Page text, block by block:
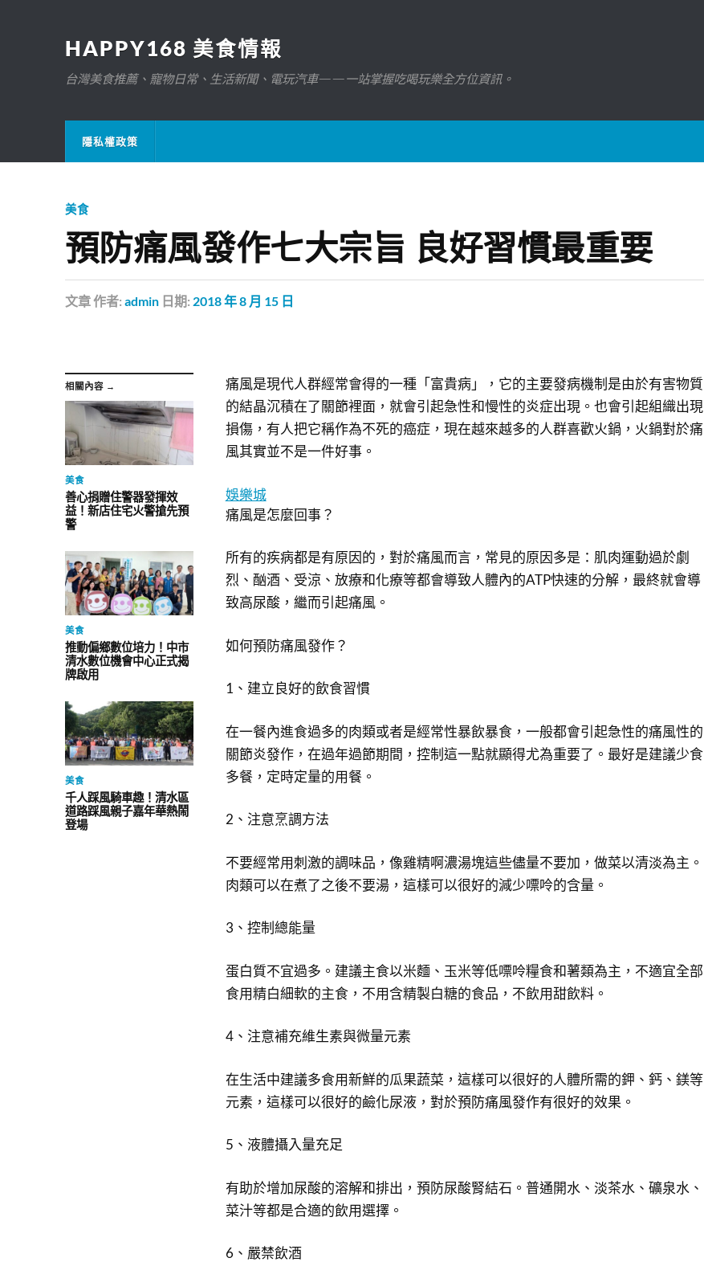
HAPPY168 美食情報
台灣美食推薦、寵物日常、生活新聞、電玩汽車——一站掌握吃喝玩樂全方位資訊。
隱私權政策
美食
預防痛風發作七大宗旨 良好習慣最重要
文章作者: admin 日期: 2018 年 8 月 15 日
相關內容 →
美食
善心捐贈住警器發揮效
益！新店住宅火警搶先預
警
美食
推動偏鄉數位培力！中市
清水數位機會中心正式揭
牌啟用
美食
千人踩風騎車趣！清水區
道路踩風親子嘉年華熱鬧
登場
痛風是現代人群經常會得的一種「富貴病」，它的主要發病機制是由於有害物質
的結晶沉積在了關節裡面，就會引起急性和慢性的炎症出現。也會引起組織出現
損傷，有人把它稱作為不死的癌症，現在越來越多的人群喜歡火鍋，火鍋對於痛
風其實並不是一件好事。
娛樂城
痛風是怎麼回事？
所有的疾病都是有原因的，對於痛風而言，常見的原因多是：肌肉運動過於劇
烈、酗酒、受涼、放療和化療等都會導致人體內的ATP快速的分解，最終就會導
致高尿酸，繼而引起痛風。
如何預防痛風發作？
1、建立良好的飲食習慣
在一餐內進食過多的肉類或者是經常性暴飲暴食，一般都會引起急性的痛風性的
關節炎發作，在過年過節期間，控制這一點就顯得尤為重要了。最好是建議少食
多餐，定時定量的用餐。
2、注意烹調方法
不要經常用刺激的調味品，像雞精啊濃湯塊這些儘量不要加，做菜以清淡為主。
肉類可以在煮了之後不要湯，這樣可以很好的減少嘌呤的含量。
3、控制總能量
蛋白質不宜過多。建議主食以米麵、玉米等低嘌呤糧食和薯類為主，不適宜全部
食用精白細軟的主食，不用含精製白糖的食品，不飲用甜飲料。
4、注意補充維生素與微量元素
在生活中建議多食用新鮮的瓜果蔬菜，這樣可以很好的人體所需的鉀、鈣、鎂等
元素，這樣可以很好的鹼化尿液，對於預防痛風發作有很好的效果。
5、液體攝入量充足
有助於增加尿酸的溶解和排出，預防尿酸腎結石。普通開水、淡茶水、礦泉水、
菜汁等都是合適的飲用選擇。
6、嚴禁飲酒